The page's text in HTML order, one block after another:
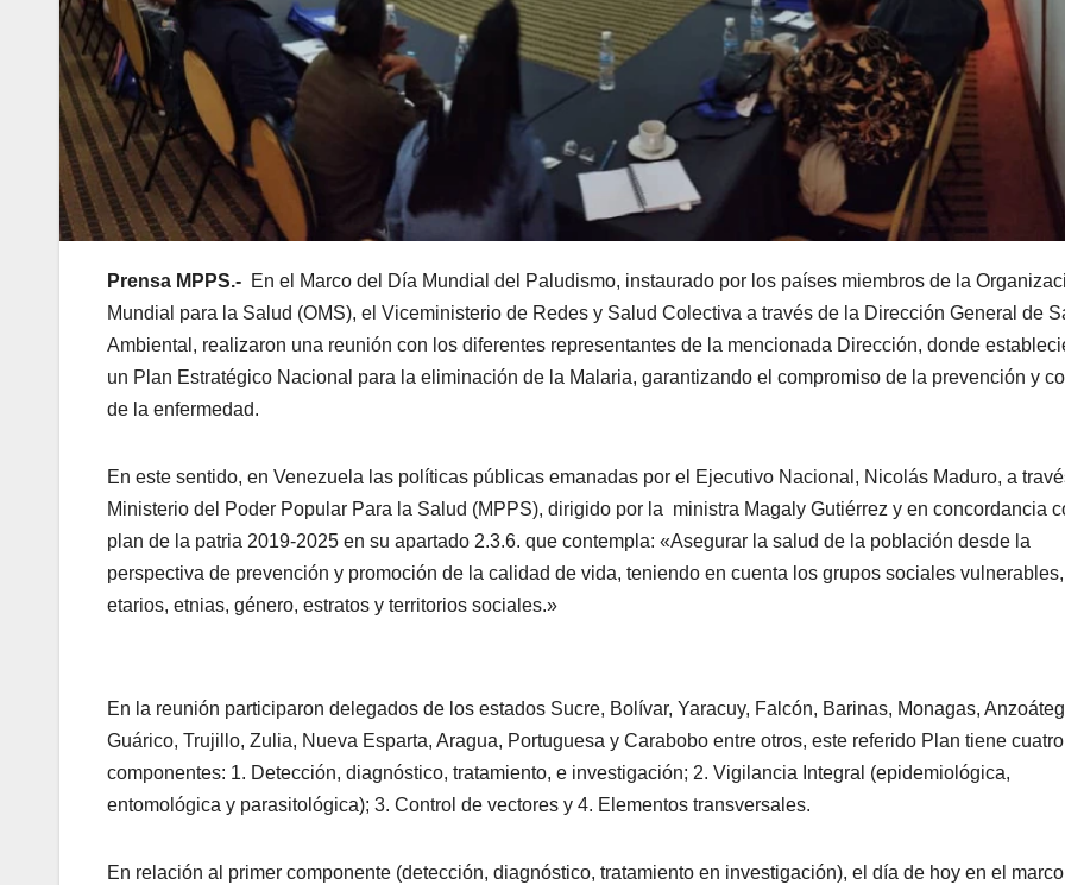
Prensa MPPS.- En el Marco del Día Mundial del Paludismo, instaurado por los países miembros de la
Mundial para la Salud (OMS), el Viceministerio de Redes y Salud Colectiva a través de la Dirección General de
Ambiental, realizaron una reunión con los diferentes representantes de la mencionada Dirección, donde
un Plan Estratégico Nacional para la eliminación de la Malaria, garantizando el compromiso de la prevención y
de la enfermedad.
En este sentido, en Venezuela las políticas públicas emanadas por el Ejecutivo Nacional, Nicolás Maduro, a
Ministerio del Poder Popular Para la Salud (MPPS), dirigido por la ministra Magaly Gutiérrez y en concordancia
plan de la patria 2019-2025 en su apartado 2.3.6. que contempla: «Asegurar la salud de la población desde la
perspectiva de prevención y promoción de la calidad de vida, teniendo en cuenta los grupos sociales vulnerables,
etarios, etnias, género, estratos y territorios sociales.»
En la reunión participaron delegados de los estados Sucre, Bolívar, Yaracuy, Falcón, Barinas, Monagas,
Guárico, Trujillo, Zulia, Nueva Esparta, Aragua, Portuguesa y Carabobo entre otros, este referido Plan tiene cuatro
componentes: 1. Detección, diagnóstico, tratamiento, e investigación; 2. Vigilancia Integral (epidemiológica,
entomológica y parasitológica); 3. Control de vectores y 4. Elementos transversales.
En relación al primer componente (detección, diagnóstico, tratamiento en investigación), el día de hoy en el